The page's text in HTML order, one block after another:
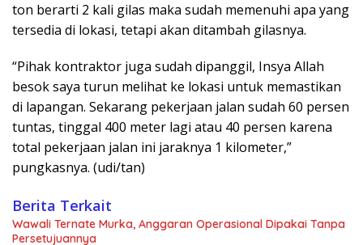
ton berarti 2 kali gilas maka sudah memenuhi apa yang
tersedia di lokasi, tetapi akan ditambah gilasnya.
“Pihak kontraktor juga sudah dipanggil, Insya Allah
besok saya turun melihat ke lokasi untuk memastikan
di lapangan. Sekarang pekerjaan jalan sudah 60 persen
tuntas, tinggal 400 meter lagi atau 40 persen karena
total pekerjaan jalan ini jaraknya 1 kilometer,”
pungkasnya. (udi/tan)
Berita Terkait
Wawali Ternate Murka, Anggaran Operasional Dipakai Tanpa
Persetujuannya